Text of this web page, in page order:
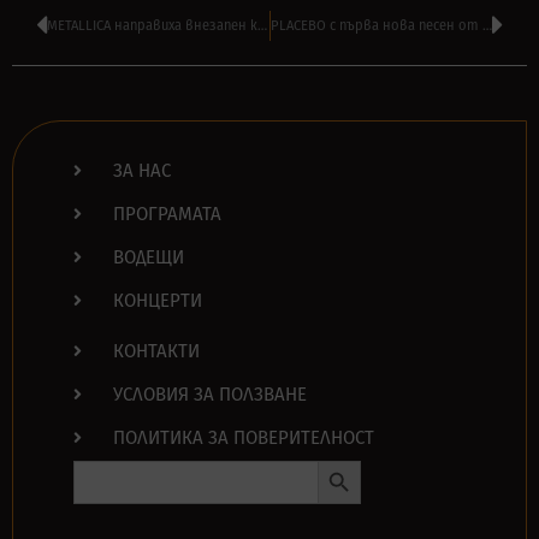
METALLICA направиха внезапен концерт пред 500 души в Сан Франсиско – ВИДЕО PLACEBO с първа нова песен от пет години насам – ‘Beautiful James’
ЗА НАС
ПРОГРАМАТА
ВОДЕЩИ
КОНЦЕРТИ
КОНТАКТИ
УСЛОВИЯ ЗА ПОЛЗВАНЕ
ПОЛИТИКА ЗА ПОВЕРИТЕЛНОСТ
Search Button